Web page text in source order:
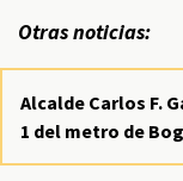
Otras noticias:
Alcalde Carlos F.
1 del metro de